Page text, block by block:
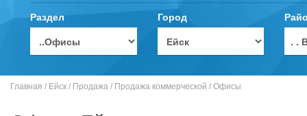
Раздел Город
. .
Главная / Ейск / Продажа / Продажа коммерческой / Офисы